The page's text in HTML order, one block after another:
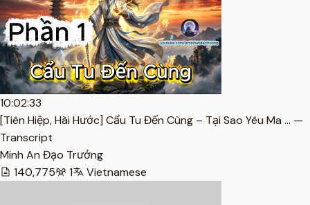
10:02:33
[Tiên Hiệp, Hài Hước] Cẩu Tu Đến Cùng – Tại Sao Yêu Ma … —
Transcript
Minh An Đạo Trưởng
140,775
1 Vietnamese